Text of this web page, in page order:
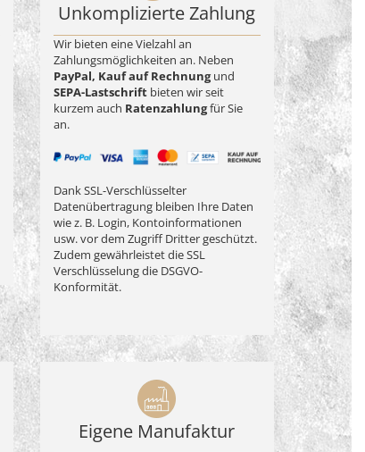
Unkomplizierte Zahlung
Wir bieten eine Vielzahl an
Zahlungsmöglichkeiten an. Neben
PayPal, Kauf auf Rechnungund
SEPA-Lastschriftbieten wir seit
kurzem auch Ratenzahlungfür Sie
an.
Dank SSL-Verschlüsselter
Datenübertragung bleiben Ihre Daten
wie z. B. Login, Kontoinformationen
usw. vor dem Zugriff Dritter geschützt.
Zudem gewährleistet die SSL
Verschlüsselung die DSGVO-
Konformität.
Eigene Manufaktur